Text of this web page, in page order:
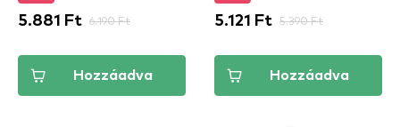
5.881 Ft 6.190 Ft
Hozzáadva
5.121 Ft 5.390 Ft
Hozzáadva